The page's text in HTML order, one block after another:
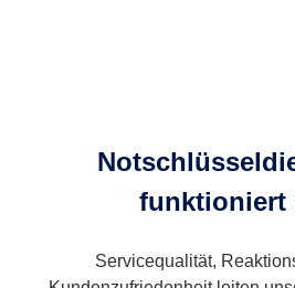
funktioniert
Servicequalität,